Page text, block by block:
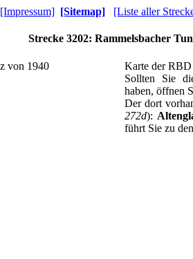
[Impressum] [Sitemap] [Liste aller
Strecke 3202: Rammelsbacher
Karte der
Sollten Sie
haben, öffnen
Der dort
272d):
führt Sie zu